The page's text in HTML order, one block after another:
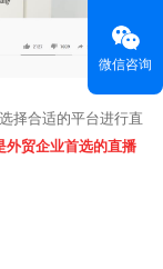
择合适的平台进行直
外贸企业首选的直播
微信咨询